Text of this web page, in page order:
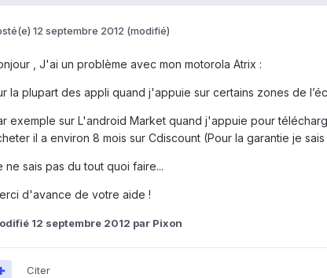
12 septembre 2012 (modifié)
, J'ai un problème avec mon motorola Atrix :
la plupart des appli quand j'appuie sur certains zones de
exemple sur L'android Market quand j'appuie pour
il a environ 8 mois sur Cdiscount (Pour la garantie je
ne sais pas du tout quoi faire...
d'avance de votre aide !
12 septembre 2012 par Pixon
Citer